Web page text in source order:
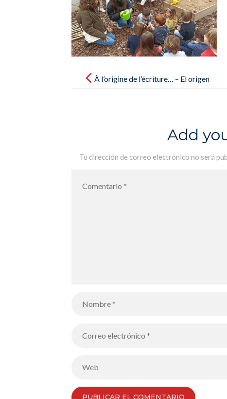
navigationÀ l’origine de l’écriture… – El origen
Add
Tu dirección de correo electrónico no será